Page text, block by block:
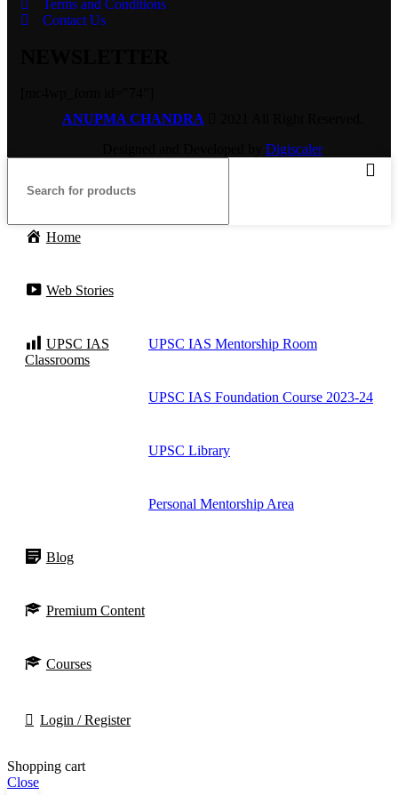
Terms and Conditions
Contact Us
ANUPMA CHANDRA
Digiscaler
Home
Web Stories
UPSC IAS
Classrooms
UPSC IAS Mentorship Room
UPSC IAS Foundation Course 2023-24
UPSC Library
Personal Mentorship Area
Blog
Premium Content
Courses
Login / Register
Shopping cart
Close